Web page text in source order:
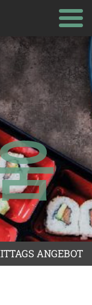
ANGEBOT